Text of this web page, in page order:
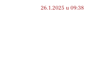
26.1.2025 u 09:38